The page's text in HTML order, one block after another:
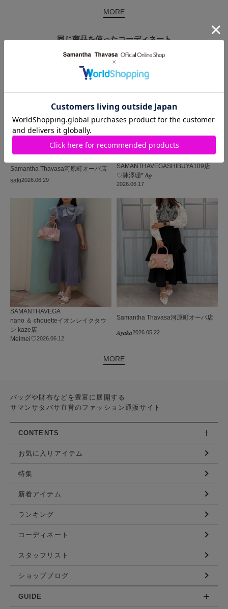
MORE
同じ商品を使ったコーディネート
2026.06.29
Samantha Thavasa河原町オーパ店
saki
2026.06.17
SAMANTHAVEGASHIBUYA109店
♡陳澤珊*.𝝑𝝔
2026.06.12
SAMANTHAVEGA
nano ＆ chouetteイオンレイクタウ
ン kaze店
Meimei♡
2026.05.22
Samantha Thavasa河原町オーパ店
𝑨𝒚𝒂𝒌𝒂
MORE
バッグや財布などを豊富に展開する
サマンサタバサ直営のファッション通販サイト
CONTENTS
お気に入りアイテム
特集
新着アイテム
ランキング
コーディネート
スタッフリスト
ショップブログ
GUIDE